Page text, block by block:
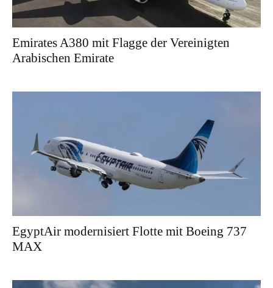
Emirates A380 mit Flagge der Vereinigten
Arabischen Emirate
EgyptAir modernisiert Flotte mit Boeing 737
MAX